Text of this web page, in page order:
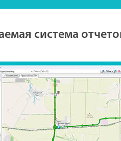
система